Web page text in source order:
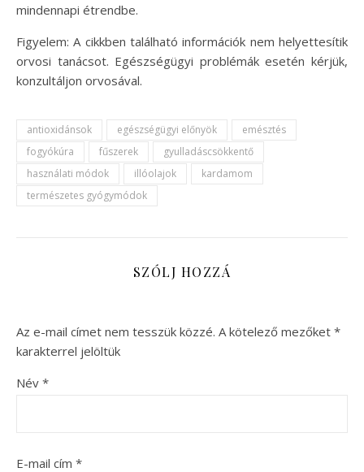
mindennapi étrendbe.
Figyelem: A cikkben található információk nem helyettesítik
orvosi tanácsot. Egészségügyi problémák esetén kérjük,
konzultáljon orvosával.
antioxidánsok egészségügyi előnyök
emésztés
fogyókúra
fűszerek
gyulladáscsökkentő
használati módok
illóolajok
kardamom
természetes gyógymódok
SZÓLJ HOZZÁ
Az e-mail címet nem tesszük közzé. A kötelező mezőket *
karakterrel jelöltük
Név *
E-mail cím *